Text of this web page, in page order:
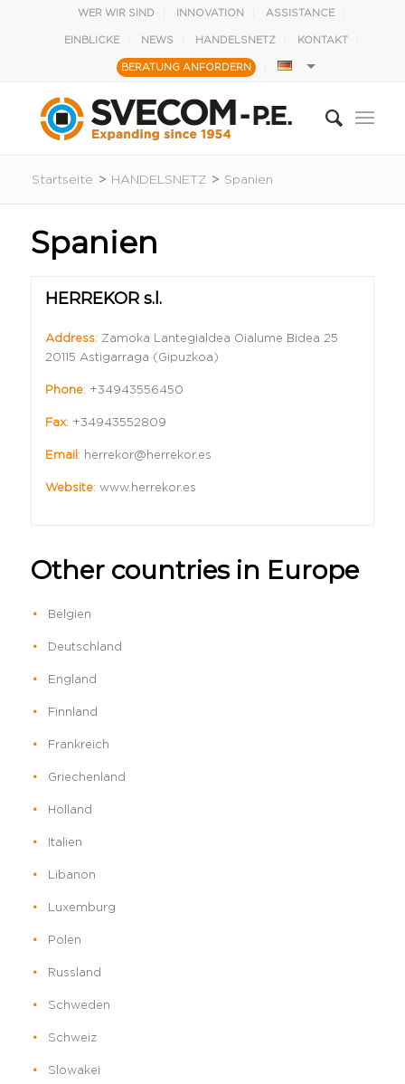
WER WIR SIND INNOVATION ASSISTANCE
EINBLICKE NEWS HANDELSNETZ KONTAKT
BERATUNG ANFORDERN
Startseite > HANDELSNETZ > Spanien
Spanien
HERREKOR s.l.
Address: Zamoka Lantegialdea Oialume Bidea 25
20115 Astigarraga (Gipuzkoa)
Phone: +34943556450
Fax: +34943552809
Email : herrekor@herrekor.es
Website: www.herrekor.es
Other countries in Europe
Belgien
Deutschland
England
Finnland
Frankreich
Griechenland
Holland
Italien
Libanon
Luxemburg
Polen
Russland
Schweden
Schweiz
Slowakei